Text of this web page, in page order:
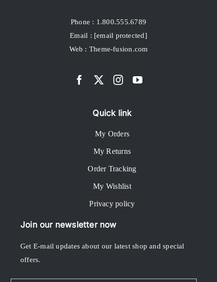
Phone : 1.800.555.6789
Email : [email protected]
Web : Theme-fusion.com
Quick link
My Orders
My Returns
Order Tracking
My Wishlist
Privacy policy
Join our newsletter now
Get E-mail updates about our latest shop and special
offers.